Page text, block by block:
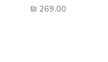
מחיר מבצע
269.00 ₪